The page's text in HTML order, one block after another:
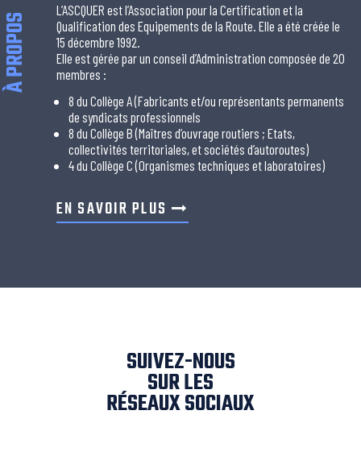
À PROPOS
L’ASCQUER est l’Association pour la Certification et la
Qualification des Equipements de la Route. Elle a été créée le
15 décembre 1992.
Elle est gérée par un conseil d’Administration composée de 20
membres :
8 du Collège A (Fabricants et/ou représentants permanents
de syndicats professionnels
8 du Collège B (Maîtres d’ouvrage routiers ; Etats,
collectivités territoriales, et sociétés d’autoroutes)
4 du Collège C (Organismes techniques et laboratoires)
EN SAVOIR PLUS
SUIVEZ-NOUS
SUR LES
RÉSEAUX SOCIAUX